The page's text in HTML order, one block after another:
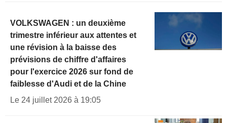
VOLKSWAGEN : un deuxième
trimestre inférieur aux attentes et
une révision à la baisse des
prévisions de chiffre d'affaires
pour l'exercice 2026 sur fond de
faiblesse d'Audi et de la Chine
Le 24 juillet 2026 à 19:05